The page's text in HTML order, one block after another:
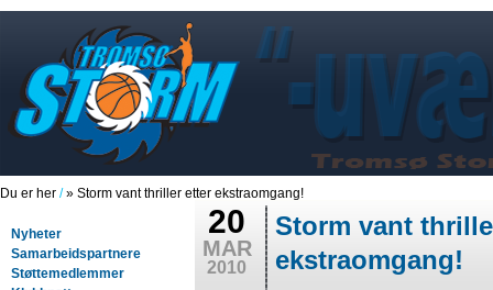
Du er her /» Storm vant thriller etter ekstraomgang!
Nyheter
Samarbeidspartnere
Støttemedlemmer
20
MAR
2010
Storm vant
ekstraomgang!